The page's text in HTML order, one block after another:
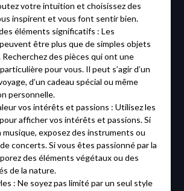
votre intuition et choisissez des
inspirent et vous font sentir bien.
éléments significatifs : Les
être plus que de simples objets
des pièces qui ont une
pour vous. Il peut s’agir d’un
d’un cadeau spécial ou même
personnelle.
vos intérêts et passions : Utilisez les
afficher vos intérêts et passions. Si
musique, exposez des instruments ou
concerts. Si vous êtes passionné par la
des éléments végétaux ou des
de la nature.
: Ne soyez pas limité par un seul style